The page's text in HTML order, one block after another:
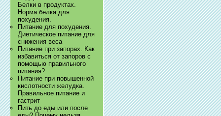
Белки в продуктах.
Норма белка для
похудения.
Питание для похудения.
Диетическое питание для
снижения веса
Питание при запорах. Как
избавиться от запоров с
помощью правильного
питания?
Питание при повышенной
кислотности желудка.
Правильное питание и
гастрит
Пить до еды или после